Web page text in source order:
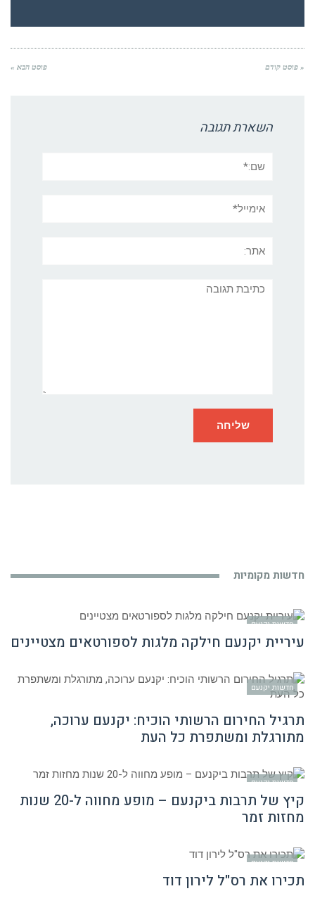
« פוסט קודם פוסט הבא »
השארת תגובה
תגובה
חדשות מקומיות
חדשות יקנעם
עיריית יקנעם חילקה מלגות לספורטאים מצטיינים
חדשות יקנעם
תרגיל החירום הרשותי הוכיח: יקנעם ערוכה,
מתורגלת ומשתפרת כל העת
חדשות יקנעם
קיץ של תרבות ביקנעם – מופע מחווה ל-20 שנות
מחזות זמר
חדשות יקנעם
תכירו את רס"ל לירון דוד